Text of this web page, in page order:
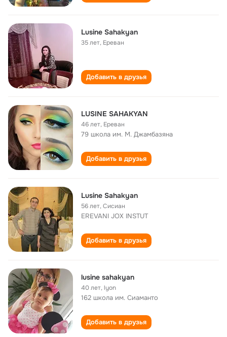
Lusine Sahakyan
35 лет, Ереван
Добавить в друзья
LUSINE SAHAKYAN
46 лет, Ереван
79 школа им. М. Джамбазяна
Добавить в друзья
Lusine Sahakyan
56 лет,Сисиан
EREVANI JOX INSTUT
Добавить в друзья
lusine sahakyan
40 лет,lyon
162 школа им. Сиаманто
Добавить в друзья